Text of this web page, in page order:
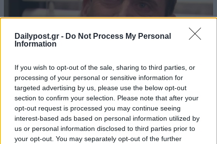
Dailypost.gr - Do Not Process My Personal
Information
If you wish to opt-out of the sale, sharing to third parties, or
processing of your personal or sensitive information for
targeted advertising by us, please use the below opt-out
section to confirm your selection. Please note that after your
opt-out request is processed you may continue seeing
interest-based ads based on personal information utilized by
us or personal information disclosed to third parties prior to
your opt-out. You may separately opt-out of the further